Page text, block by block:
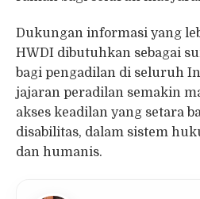
Dukungan informasi yang
HWDI dibutuhkan sebagai
bagi pengadilan di seluruh
jajaran peradilan semakin
akses keadilan yang setara
disabilitas, dalam sistem
dan humanis.